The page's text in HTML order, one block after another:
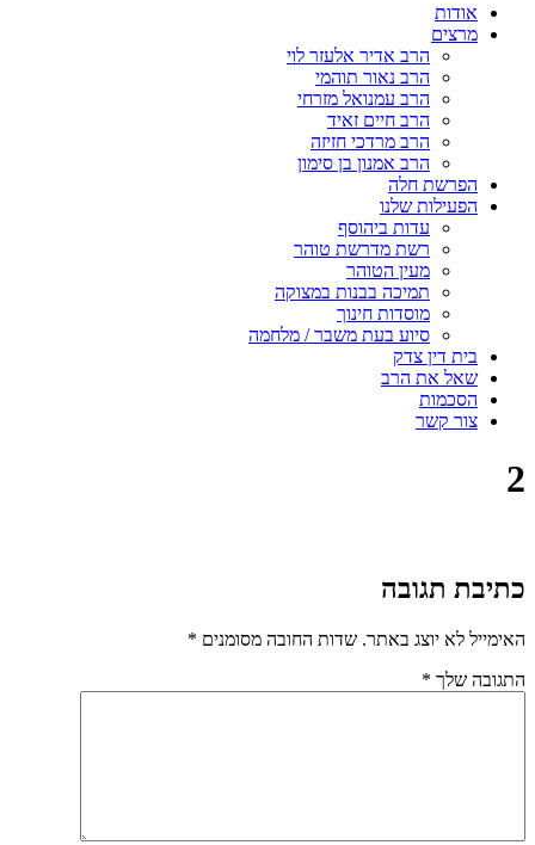
אודות
מרצים
הרב אדיר אלעזר לוי
הרב נאור תוהמי
הרב עמנואל מזרחי
הרב חיים זאיד
הרב מרדכי חזיזה
הרב אמנון בן סימון
הפרשת חלה
הפעילות שלנו
עדות ביהוסף
רשת מדרשת טוהר
מעין הטוהר
תמיכה בבנות במצוקה
מוסדות חינוך
סיוע בעת משבר / מלחמה
בית דין צדק
שאל את הרב
הסכמות
צור קשר
2
כתיבת תגובה
האימייל לא יוצג באתר. שדות החובה מסומנים *
התגובה שלך *